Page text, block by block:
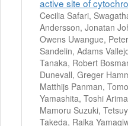
active site of
Cecilia Safari,
Andersson, Jonatan
Owens Uwangue,
Sandelin, Adams
Tanaka, Robert
Dunevall, Greger
Matthijs Panman,
Yamashita, Toshi
Mamoru Suzuki,
Takeda, Raika